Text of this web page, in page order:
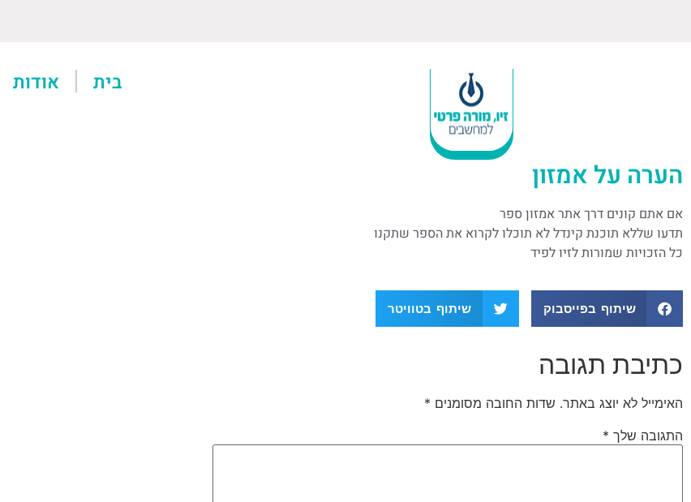
בית אודות
הערה על אמזון
אם אתם קונים דרך אתר אמזון ספר
תדעו שללא תוכנת קינדל לא תוכלו לקרוא את הספר שתקנו
כל הזכויות שמורות לזיו לפיד
שיתוף בפייסבוק שיתוף בטוויטר
כתיבת תגובה
האימייל לא יוצג באתר. שדות החובה מסומנים *
התגובה שלך *